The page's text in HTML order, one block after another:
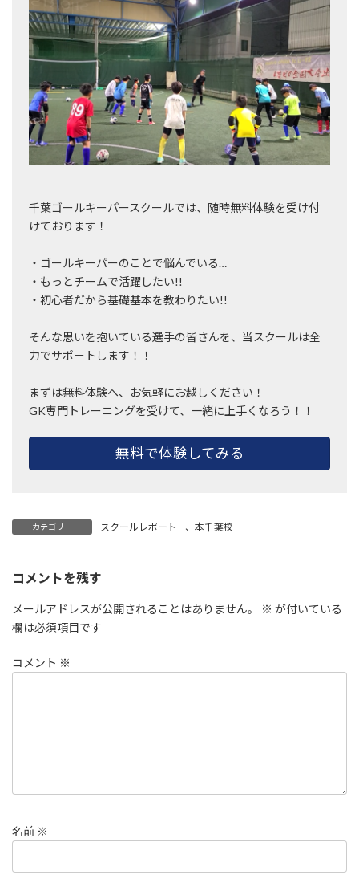
千葉ゴールキーパースクールでは、随時無料体験を受け付
けております！
・ゴールキーパーのことで悩んでいる…
・もっとチームで活躍したい!!
・初心者だから基礎基本を教わりたい!!
そんな思いを抱いている選手の皆さんを、当スクールは全
力でサポートします！！
まずは無料体験へ、お気軽にお越しください！
GK専門トレーニングを受けて、一緒に上手くなろう！！
無料で体験してみる
カテゴリー スクールレポート 、 本千葉校
コメントを残す
メールアドレスが公開されることはありません。 ※ が付いている
欄は必須項目です
コメント ※
名前 ※